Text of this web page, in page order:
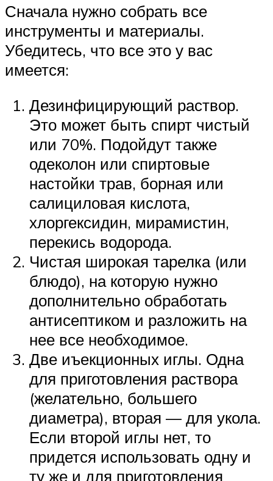
Сначала нужно собрать все
инструменты и материалы.
Убедитесь, что все это у вас
имеется:
Дезинфицирующий раствор.
Это может быть спирт чистый
или 70%. Подойдут также
одеколон или спиртовые
настойки трав, борная или
салициловая кислота,
хлоргексидин, мирамистин,
перекись водорода.
Чистая широкая тарелка (или
блюдо), на которую нужно
дополнительно обработать
антисептиком и разложить на
нее все необходимое.
Две иъекционных иглы. Одна
для приготовления раствора
(желательно, большего
диаметра), вторая — для укола.
Если второй иглы нет, то
придется использовать одну и
ту же и для приготовления